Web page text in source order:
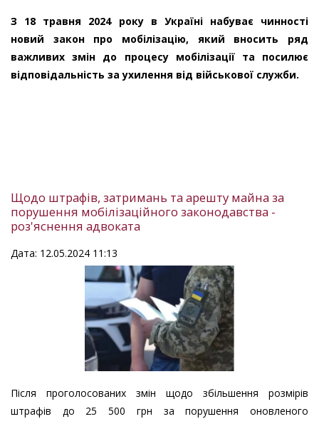
З 18 травня 2024 року в Україні набуває чинності
новий закон про мобілізацію, який вносить ряд
важливих змін до процесу мобілізації та посилює
відповідальність за ухилення від військової служби.
Щодо штрафів, затримань та арешту майна за
порушення мобілізаційного законодавства -
роз'яснення адвоката
Дата: 12.05.2024 11:13
Після проголосованих змін щодо збільшення розмірів
штрафів до 25 500 грн за порушення оновленого